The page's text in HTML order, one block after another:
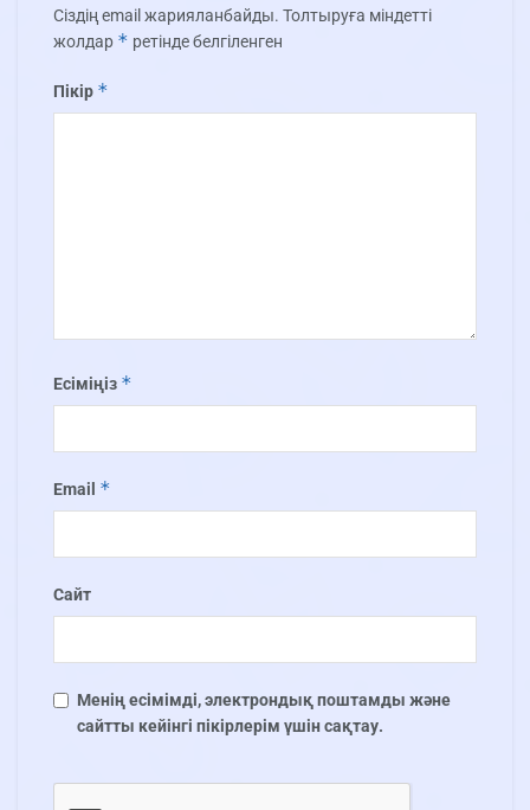
Сіздің email жарияланбайды. Толтыруға міндетті
жолдар * ретінде белгіленген
Пікір *
Есіміңіз *
Email *
Сайт
Менің есімімді, электрондық поштамды және
сайтты кейінгі пікірлерім үшін сақтау.